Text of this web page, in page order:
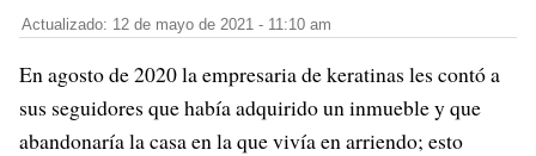
Actualizado: 12 de mayo de 2021 - 11:10 am
En agosto de 2020 la empresaria de keratinas les contó a
sus seguidores que había adquirido un inmueble y que
abandonaría la casa en la que vivía en arriendo; esto